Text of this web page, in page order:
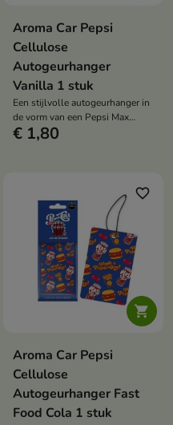
Aroma Car Pepsi
Cellulose
Autogeurhanger
Vanilla 1 stuk
Een stijlvolle autogeurhanger in
de vorm van een Pepsi Max
Vanille blikje
€ 1,80

favorite_border
Aroma Car Pepsi
Cellulose
Autogeurhanger Fast
Food Cola 1 stuk